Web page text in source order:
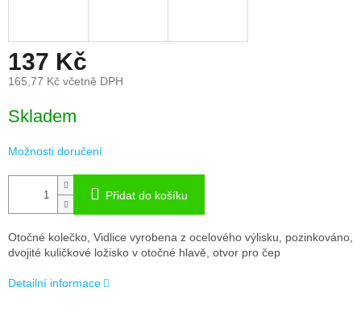
137 Kč
165,77 Kč včetně DPH
cena:
Skladem
Možnosti doručení
Přidat do košíku
Otočné kolečko, Vidlice vyrobena z ocelového výlisku, pozinkováno,
dvojité kuličkové ložisko v otočné hlavě, otvor pro čep
Detailní informace